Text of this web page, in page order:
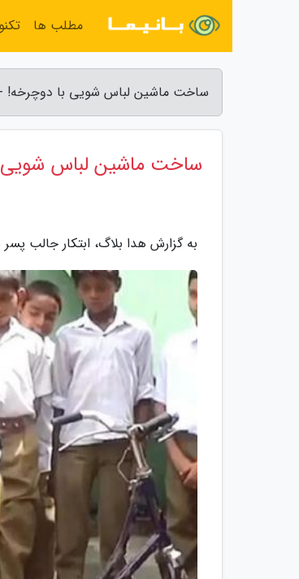
ساخت ماشین لباس شویی با دوچرخه!
ساخت ماشین لباس شویی
به گزارش هدا بلاگ، ابتکار جالب
مطلب ها